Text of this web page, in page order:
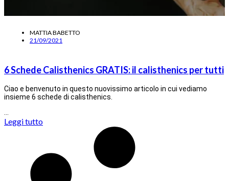
MATTIA BABETTO
21/09/2021
6 Schede Calisthenics GRATIS: il calisthenics per tutti
Ciao e benvenuto in questo nuovissimo articolo in cui vediamo
insieme 6 schede di calisthenics.
Leggi tutto